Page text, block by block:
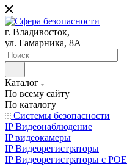
г. Владивосток,
ул. Гамарника, 8А
Каталог
По всему сайту
По каталогу
Системы безопасности
IP Видеонаблюдение
IP видеокамеры
IP Видеорегистраторы
IP Видеорегистраторы с POE